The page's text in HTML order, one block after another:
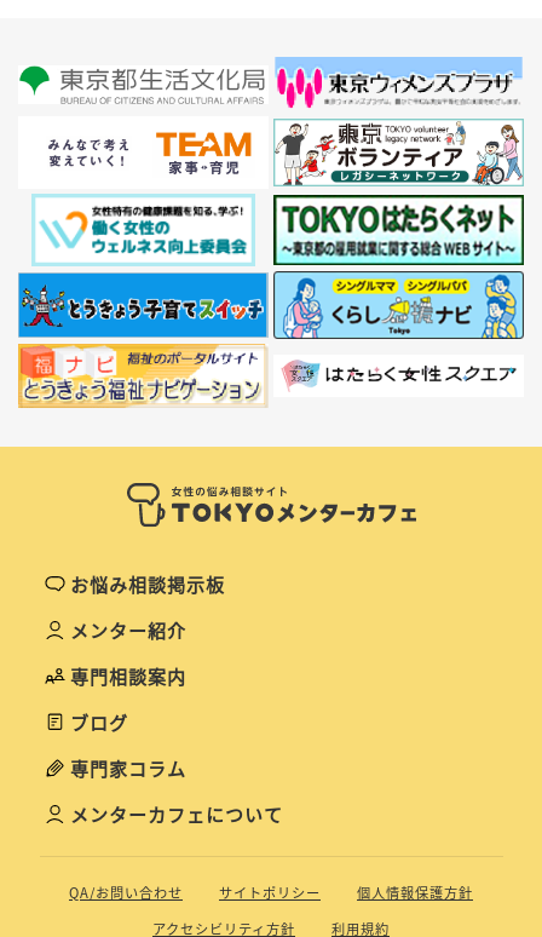
お悩み相談掲示板
メンター紹介
専門相談案内
ブログ
専門家コラム
メンターカフェについて
QA/お問い合わせ サイトポリシー
個人情報保護方針
アクセシビリティ方針
利用規約